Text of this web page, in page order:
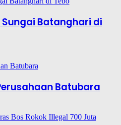
Sungai Batanghari di
Batubara